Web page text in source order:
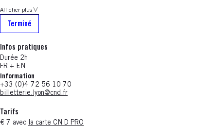
Afficher plus
Terminé
Infos pratiques
Durée 2h
FR + EN
Information
+33 (0)4 72 56 10 70
billetterie.lyon@cnd.fr
Tarifs
€ 7 avec la carte CN D PRO